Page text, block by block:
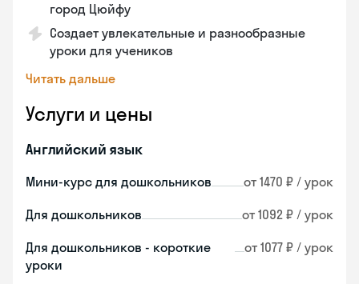
город Цюйфу
Создает увлекательные и разнообразные
уроки для учеников
Читать дальше
Услуги и цены
Английский язык
Мини-курс для дошкольников от 1470 ₽ / урок
Для дошкольников от 1092 ₽ / урок
Для дошкольников - короткие
уроки
от 1077 ₽ / урок